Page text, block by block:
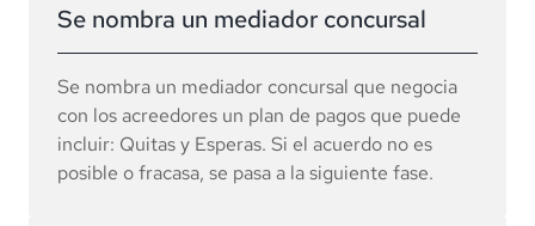
Se nombra un mediador concursal
Se nombra un mediador concursal que negocia
con los acreedores un plan de pagos que puede
incluir: Quitas y Esperas. Si el acuerdo no es
posible o fracasa, se pasa a la siguiente fase.